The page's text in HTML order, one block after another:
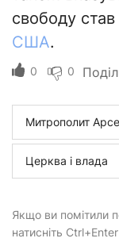
свободу
США.
0 0
Митрополит
Церква і влада
Якщо ви помітили
натисніть